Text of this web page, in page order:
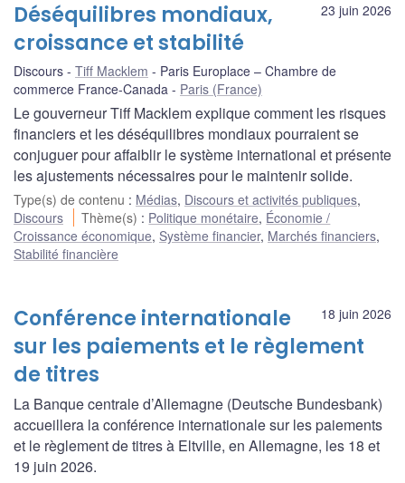
23 juin 2026
Déséquilibres mondiaux,
croissance et stabilité
Discours Tiff Macklem
Paris Europlace – Chambre de
commerce France-Canada
Paris (France)
Le gouverneur Tiff Macklem explique comment les risques
financiers et les déséquilibres mondiaux pourraient se
conjuguer pour affaiblir le système international et présente
les ajustements nécessaires pour le maintenir solide.
Type(s) de contenu : Médias, Discours et activités publiques,
Discours
Thème(s) : Politique monétaire, Économie /
Croissance économique, Système financier, Marchés financiers,
Stabilité financière
18 juin 2026
Conférence internationale
sur les paiements et le règlement
de titres
La Banque centrale d’Allemagne (Deutsche Bundesbank)
accueillera la conférence internationale sur les paiements
et le règlement de titres à Eltville, en Allemagne, les 18 et
19 juin 2026.